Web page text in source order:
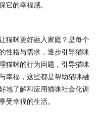
它的幸福感。
猫咪更好融入家庭？是每个
性格与需求，逐步引导猫咪
猫咪的行为问题，引导猫咪
幸福，这些都是帮助猫咪融
地了解和应用猫咪社会化训
受幸福的生活。